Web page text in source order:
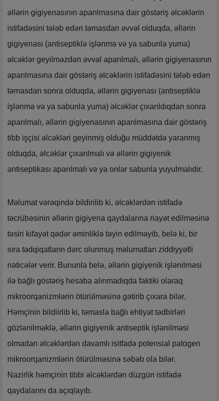
əllərin gigiyenasının aparılmasına dair göstəriş əlcəklərin
istifadəsini tələb edən təmasdan əvvəl olduqda, əllərin
gigiyenası (antiseptiklə işlənmə və ya sabunla yuma)
əlcəklər geyilməzdən əvvəl aparılmalı, əllərin gigiyenasının
aparılmasına dair göstəriş əlcəklərin istifadəsini tələb edən
təmasdan sonra olduqda, əllərin gigiyenası (antiseptiklə
işlənmə və ya sabunla yuma) əlcəklər çıxarıldıqdan sonra
aparılmalı, əllərin gigiyenasının aparılmasına dair göstəriş
tibb işçisi əlcəkləri geyinmiş olduğu müddətdə yaranmış
olduqda, əlcəklər çıxarılmalı və əllərin gigiyenik
antiseptikası aparılmalı və ya onlar sabunla yuyulmalıdır.
Məlumat vərəqində bildirilib ki, əlcəklərdən istifadə
təcrübəsinin əllərin gigiyena qaydalarına riayət edilməsinə
təsiri kifayət qədər əminliklə təyin edilməyib, belə ki, bir
sıra tədqiqatların dərc olunmuş məlumatları ziddiyyətli
nəticələr verir. Bununla belə, əllərin gigiyenik işlənilməsi
ilə bağlı göstəriş hesaba alınmadıqda faktiki olaraq
mikroorqanizmlərin ötürülməsinə gətirib çıxara bilər.
Həmçinin bildiirlib ki, təmasla bağlı ehtiyat tədbirləri
gözlənilməklə, əllərin gigiyenik antiseptik işlənilməsi
olmadan əlcəklərdən davamlı isitfadə potensial patogen
mikroorqanizmlərin ötürülməsinə səbəb ola bilər.
Nazirlik həmçinin tibbi əlcəklərdən düzgün istifadə
qaydalarını da açıqlayıb.